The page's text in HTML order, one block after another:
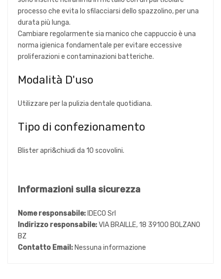
processo che evita lo sfilacciarsi dello spazzolino, per una
durata più lunga.
Cambiare regolarmente sia manico che cappuccio è una
norma igienica fondamentale per evitare eccessive
proliferazioni e contaminazioni batteriche.
Modalità D'uso
Utilizzare per la pulizia dentale quotidiana.
Tipo di confezionamento
Blister apri&chiudi da 10 scovolini.
Informazioni sulla sicurezza
Nome responsabile: IDECO Srl
Indirizzo responsabile:VIA BRAILLE, 18 39100 BOLZANO
BZ
Contatto Email: Nessuna informazione